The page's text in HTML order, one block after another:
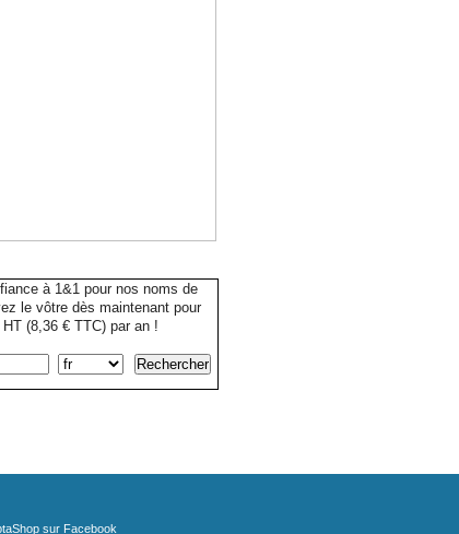
à 1&1 pour nos noms de
le vôtre dès maintenant pour
(8,36 € TTC) par an !